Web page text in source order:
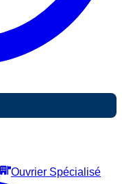
Ouvrier Spécialisé